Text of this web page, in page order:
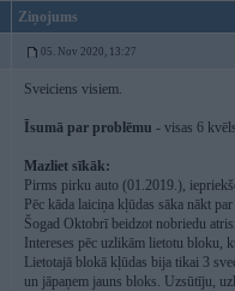
Ziņojums
05. Nov 2020, 13:27
Sveiciens visiem.
Īsumā par problēmu - visas 6
Mazliet sīkāk:
Pirms pirku auto (01.2019.),
Pēc kāda laiciņa kļūdas sāka nākt
Šogad Oktobrī beidzot nobriedu
Intereses pēc uzlikām lietotu bloku,
Lietotajā blokā kļūdas bija tikai 3
un jāpaņem jauns bloks. Uzsūtīju,